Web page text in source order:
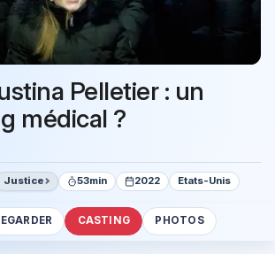
Pelletier : un
médical ?
Justice 53min 2022 Etats-Unis
CASTING PHOTOS